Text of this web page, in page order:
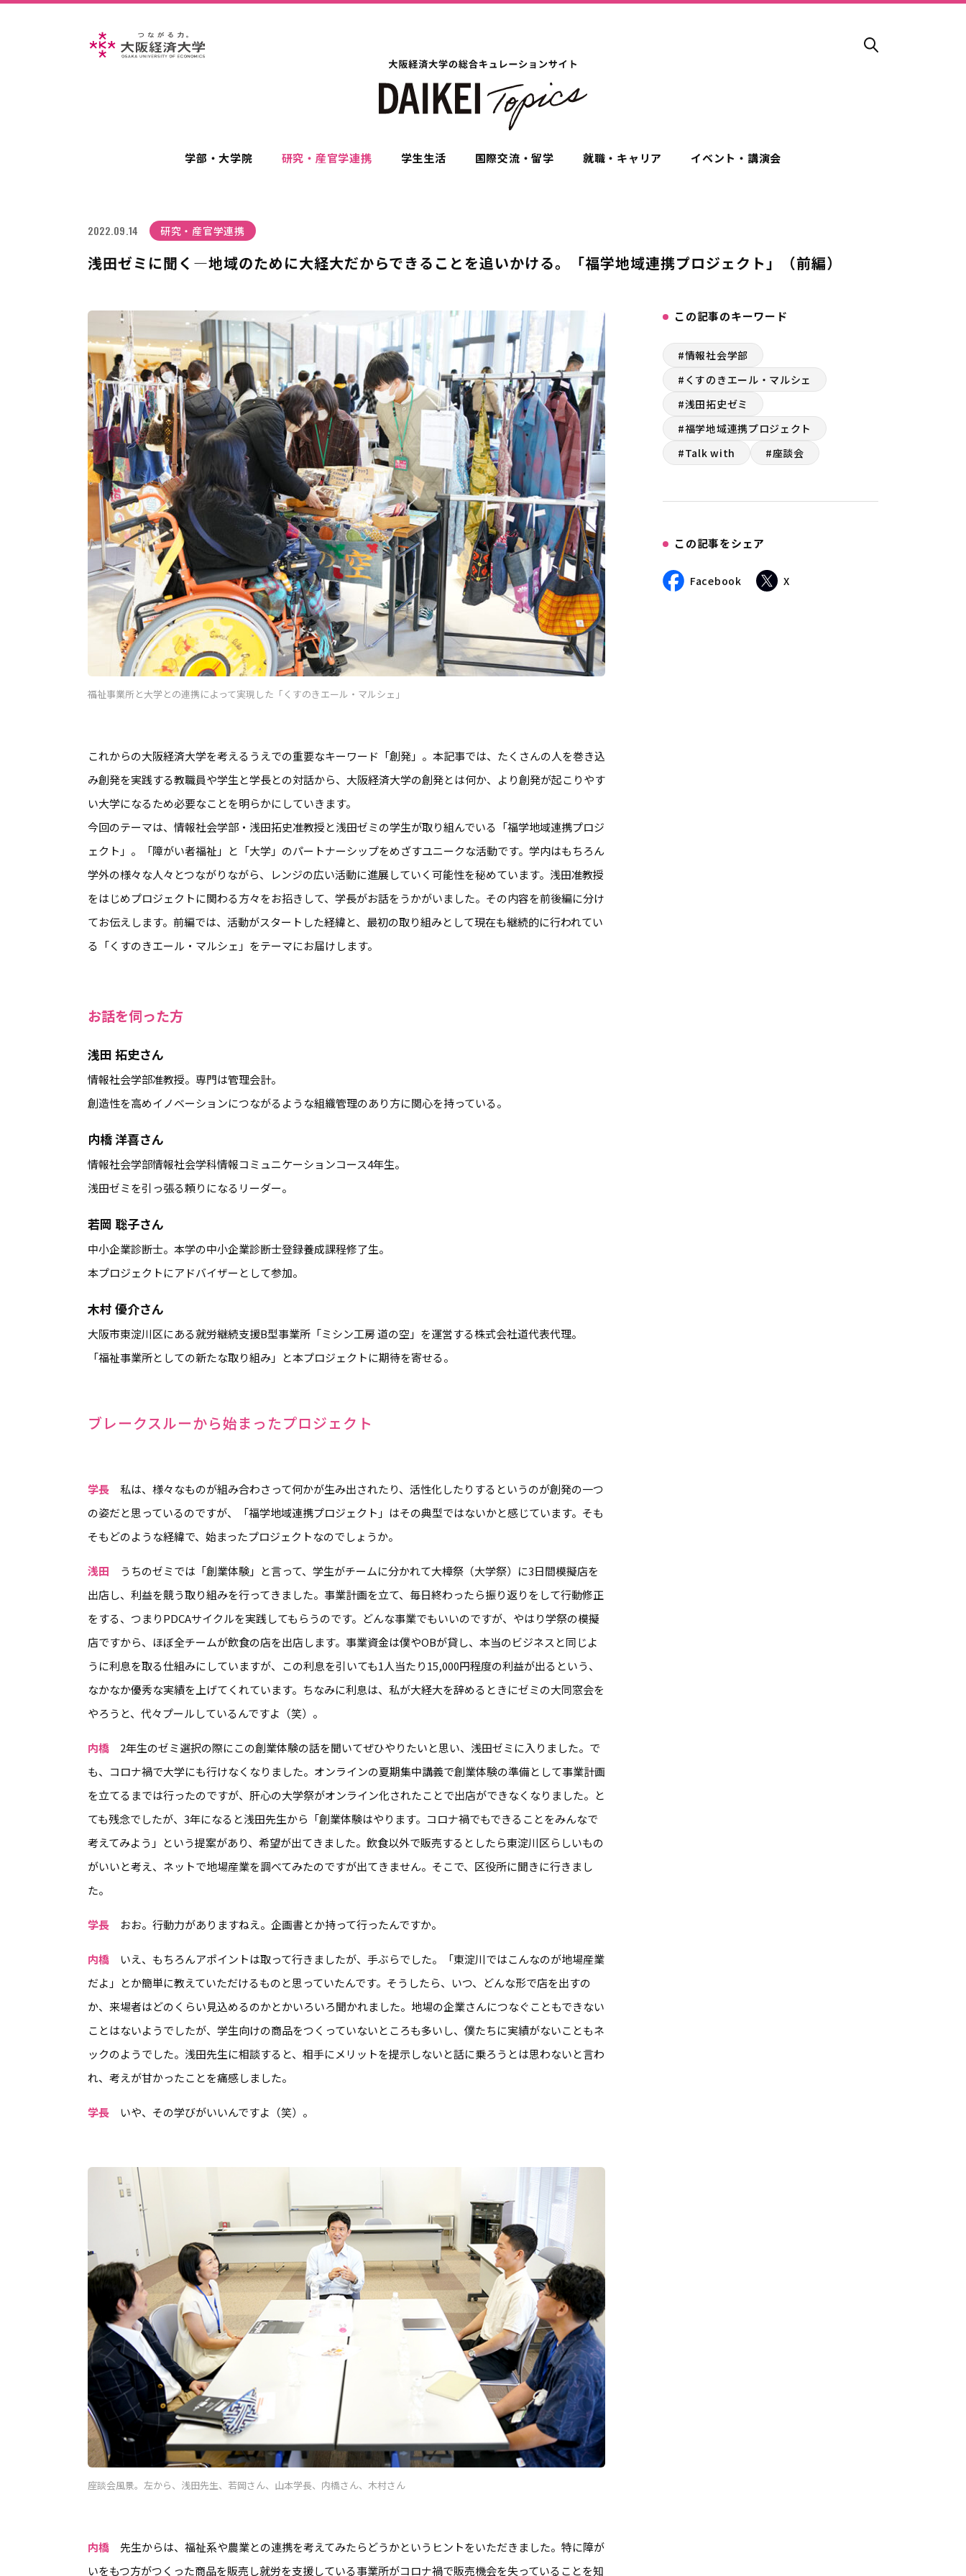
学部・大学院 研究・産官学連携 学生生活 国際交流・留学 就職・キャリア イベント・講演会
2022.09.14 研究・産官学連携
浅田ゼミに聞く―地域のために大経大だからできることを追いかける。「福学地域連携プロジェクト」（前編）
福祉事業所と大学との連携によって実現した「くすのきエール・マルシェ」
これからの大阪経済大学を考えるうえでの重要なキーワード「創発」。本記事では、たくさんの人を巻き込
み創発を実践する教職員や学生と学長との対話から、大阪経済大学の創発とは何か、より創発が起こりやす
い大学になるため必要なことを明らかにしていきます。
今回のテーマは、情報社会学部・浅田拓史准教授と浅田ゼミの学生が取り組んでいる「福学地域連携プロジ
ェクト」。「障がい者福祉」と「大学」のパートナーシップをめざすユニークな活動です。学内はもちろん
学外の様々な人々とつながりながら、レンジの広い活動に進展していく可能性を秘めています。浅田准教授
をはじめプロジェクトに関わる方々をお招きして、学長がお話をうかがいました。その内容を前後編に分け
てお伝えします。前編では、活動がスタートした経緯と、最初の取り組みとして現在も継続的に行われてい
る「くすのきエール・マルシェ」をテーマにお届けします。
お話を伺った方
浅田 拓史さん
情報社会学部准教授。専門は管理会計。
創造性を高めイノベーションにつながるような組織管理のあり方に関心を持っている。
内橋 洋喜さん
情報社会学部情報社会学科情報コミュニケーションコース4年生。
浅田ゼミを引っ張る頼りになるリーダー。
若岡 聡子さん
中小企業診断士。本学の中小企業診断士登録養成課程修了生。
本プロジェクトにアドバイザーとして参加。
木村 優介さん
大阪市東淀川区にある就労継続支援B型事業所「ミシン工房 道の空」を運営する株式会社道代表代理。
「福祉事業所としての新たな取り組み」と本プロジェクトに期待を寄せる。
ブレークスルーから始まったプロジェクト
学長 私は、様々なものが組み合わさって何かが生み出されたり、活性化したりするというのが創発の一つ
の姿だと思っているのですが、「福学地域連携プロジェクト」はその典型ではないかと感じています。そも
そもどのような経緯で、始まったプロジェクトなのでしょうか。
浅田 うちのゼミでは「創業体験」と言って、学生がチームに分かれて大樟祭（大学祭）に3日間模擬店を
出店し、利益を競う取り組みを行ってきました。事業計画を立て、毎日終わったら振り返りをして行動修正
をする、つまりPDCAサイクルを実践してもらうのです。どんな事業でもいいのですが、やはり学祭の模擬
店ですから、ほぼ全チームが飲食の店を出店します。事業資金は僕やOBが貸し、本当のビジネスと同じよ
うに利息を取る仕組みにしていますが、この利息を引いても1人当たり15,000円程度の利益が出るという、
なかなか優秀な実績を上げてくれています。ちなみに利息は、私が大経大を辞めるときにゼミの大同窓会を
やろうと、代々プールしているんですよ（笑）。
内橋 2年生のゼミ選択の際にこの創業体験の話を聞いてぜひやりたいと思い、浅田ゼミに入りました。で
も、コロナ禍で大学にも行けなくなりました。オンラインの夏期集中講義で創業体験の準備として事業計画
を立てるまでは行ったのですが、肝心の大学祭がオンライン化されたことで出店ができなくなりました。と
ても残念でしたが、3年になると浅田先生から「創業体験はやります。コロナ禍でもできることをみんなで
考えてみよう」という提案があり、希望が出てきました。飲食以外で販売するとしたら東淀川区らしいもの
がいいと考え、ネットで地場産業を調べてみたのですが出てきません。そこで、区役所に聞きに行きまし
た。
学長 おお。行動力がありますねえ。企画書とか持って行ったんですか。
内橋 いえ、もちろんアポイントは取って行きましたが、手ぶらでした。「東淀川ではこんなのが地場産業
だよ」とか簡単に教えていただけるものと思っていたんです。そうしたら、いつ、どんな形で店を出すの
か、来場者はどのくらい見込めるのかとかいろいろ聞かれました。地場の企業さんにつなぐこともできない
ことはないようでしたが、学生向けの商品をつくっていないところも多いし、僕たちに実績がないこともネ
ックのようでした。浅田先生に相談すると、相手にメリットを提示しないと話に乗ろうとは思わないと言わ
れ、考えが甘かったことを痛感しました。
学長 いや、その学びがいいんですよ（笑）。
座談会風景。左から、浅田先生、若岡さん、山本学長、内橋さん、木村さん
内橋 先生からは、福祉系や農業との連携を考えてみたらどうかというヒントをいただきました。特に障が
いをもつ方がつくった商品を販売し就労を支援している事業所がコロナ禍で販売機会を失っていることを知
この記事のキーワード
#情報社会学部
#くすのきエール・マルシェ
#浅田拓史ゼミ
#福学地域連携プロジェクト
#Talk with
#座談会
この記事をシェア
Facebook X